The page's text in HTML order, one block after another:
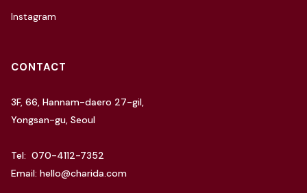
Instagram
CONTACT
3F, 66, Hannam-daero 27-gil,
Yongsan-gu, Seoul
Tel: 070-4112-7352
Email: hello@charida.com